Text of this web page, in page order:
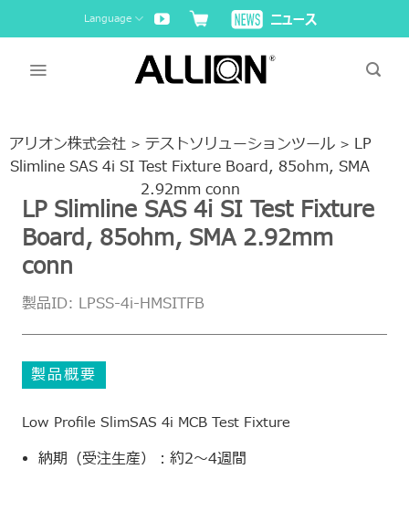
to
Language
アリオン株式会社> テストソリューションツール> LP
Slimline SAS 4i SI Test Fixture Board, 85ohm, SMA
2.92mm conn
LP Slimline SAS 4i SI Test Fixture
Board, 85ohm, SMA 2.92mm
conn
製品ID: LPSS-4i-HMSITFB
製品概要
Low Profile SlimSAS 4i MCB Test Fixture
納期（受注生産）：約2～4週間